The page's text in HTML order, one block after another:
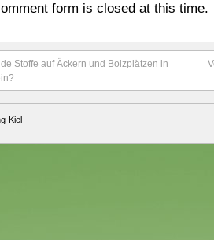
form is closed at this time.
Stoffe auf Äckern und Bolzplätzen in
Kiel